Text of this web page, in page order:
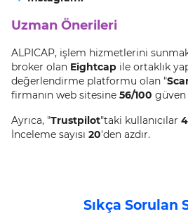
Uzman Önerileri
ALPICAP, işlem hizmetlerini
broker olan Eightcap ile ortaklık
değerlendirme platformu olan "
firmanın web sitesine 56/100 güven
Ayrıca, "Trustpilot"taki kullanıcılar
İnceleme sayısı 20'den azdır.
Sıkça Sorulan